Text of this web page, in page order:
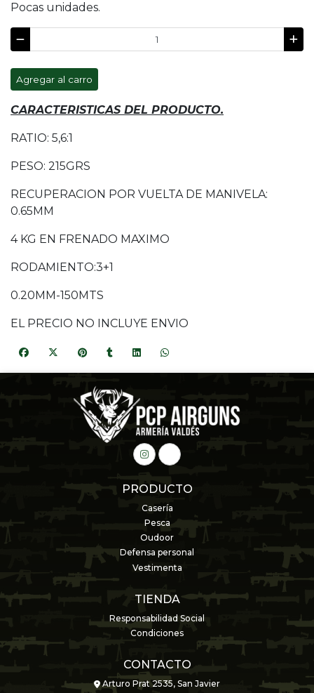
Pocas unidades.
Agregar al carro
CARACTERISTICAS DEL PRODUCTO.
RATIO: 5,6:1
PESO: 215GRS
RECUPERACION POR VUELTA DE MANIVELA:
0.65MM
4 KG EN FRENADO MAXIMO
RODAMIENTO:3+1
0.20MM-150MTS
EL PRECIO NO INCLUYE ENVIO
PRODUCTO
Casería
Pesca
Oudoor
Defensa personal
Vestimenta
TIENDA
Responsabilidad Social
Condiciones
CONTACTO
Arturo Prat 2535, San Javier